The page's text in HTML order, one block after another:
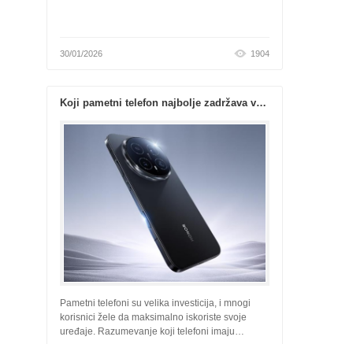
30/01/2026 1904
Koji pametni telefon najbolje zadržava vrednost tokom vremena?
Pametni telefoni su velika investicija, i mnogi
korisnici žele da maksimalno iskoriste svoje
uređaje. Razumevanje koji telefoni imaju